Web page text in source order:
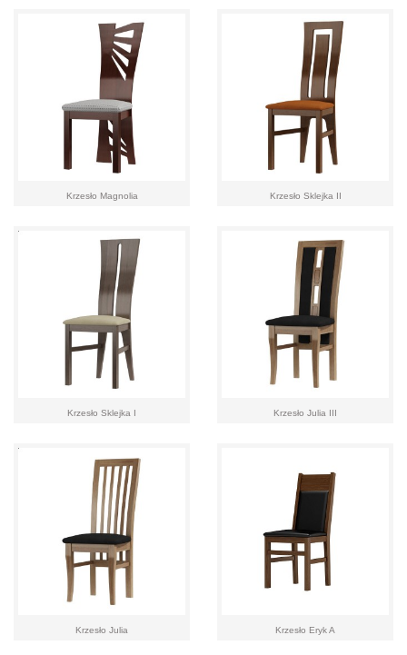
Krzesło Magnolia Krzesło Sklejka II
Krzesło Sklejka I Krzesło Julia III
Krzesło Julia Krzesło Eryk A